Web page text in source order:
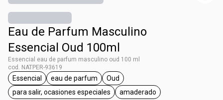
Eau de Parfum Masculino
Essencial Oud 100ml
Essencial eau de parfum masculino oud 100 ml
cod. NATPER-93619
etiqueta Essencial
Essencial
etiqueta eau de parfum
eau de parfum
etiqueta Oud
Oud
etiqueta para salir, ocasiones especiales
para salir, ocasiones especiales
etiqueta amaderado
amaderado